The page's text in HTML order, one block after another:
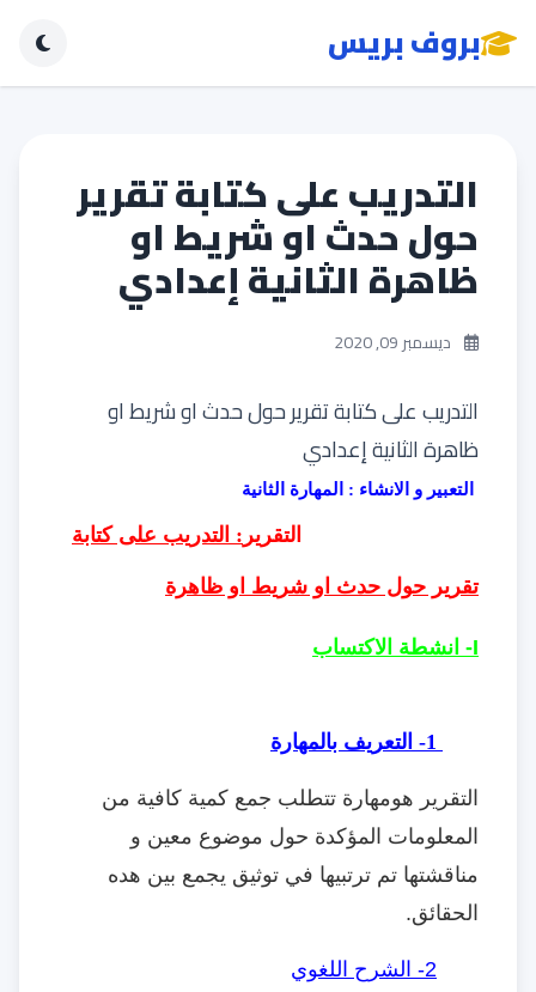
بروف بريس
التدريب على كتابة تقرير
حول حدث او شريط او
ظاهرة الثانية إعدادي
ديسمبر 09, 2020
التدريب على كتابة تقرير حول حدث او شريط او
ظاهرة الثانية إعدادي
التعبير و الانشاء : المهارة الثانية
التقرير : التدريب على كتابة
تقرير حول حدث او شريط او ظاهرة
I- انشطة الاكتساب
التعريف بالمهارة
التقرير هومهارة تتطلب جمع كمية كافية من
المعلومات المؤكدة حول موضوع معين و
مناقشتها تم ترتبيها في توثيق يجمع بين هده
الحقائق.
2- الشرح اللغوي